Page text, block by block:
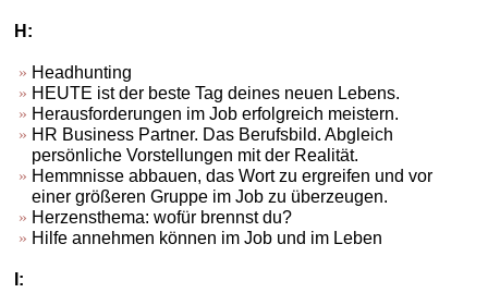
H:
Headhunting
HEUTE ist der beste Tag deines neuen Lebens.
Herausforderungen im Job erfolgreich meistern.
HR Business Partner. Das Berufsbild. Abgleich
persönliche Vorstellungen mit der Realität.
Hemmnisse abbauen, das Wort zu ergreifen und vor
einer größeren Gruppe im Job zu überzeugen.
Herzensthema: wofür brennst du?
Hilfe annehmen können im Job und im Leben
I: